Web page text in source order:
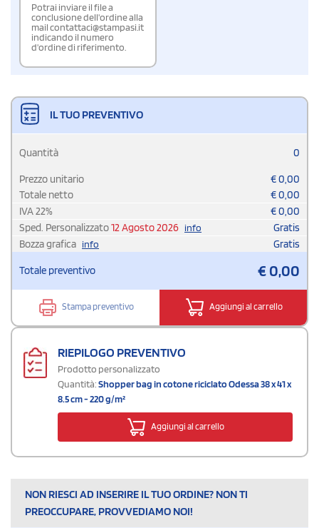
Potrai inviare il file a
conclusione dell'ordine alla
mail contattaci@stampasi.it
indicando il numero
d'ordine di riferimento.
IL TUO PREVENTIVO
Quantità 0
Prezzo unitario €0,00
Totale netto
€0,00
IVA22% €0,00
Sped. Personalizzato12 Agosto 2026 info
Gratis
Bozza grafica info Gratis
Totale preventivo €0,00
Stampa preventivo Aggiungi al carrello
RIEPILOGO PREVENTIVO
Prodotto personalizzato
Quantità:Shopper bag in cotone riciclato Odessa 38 x 41 x
8.5 cm - 220 g/m²
Aggiungi al carrello
NON RIESCI AD INSERIRE IL TUO ORDINE? NON TI
PREOCCUPARE, PROVVEDIAMO NOI!